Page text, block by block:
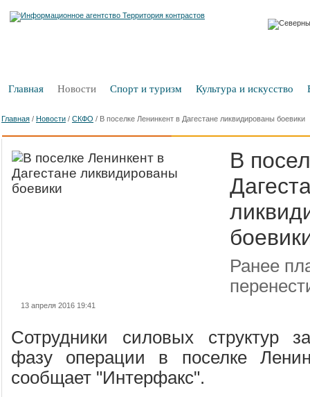
Главная Новости Спорт и туризм Культура и искусство
Главная / Новости / СКФО / В поселке Ленинкент в Дагестане ликвидированы боевики
В
Ранее
13 апреля 2016 19:41
Сотрудники силовых структур
фазу операции в поселке
сообщает "Интерфакс".